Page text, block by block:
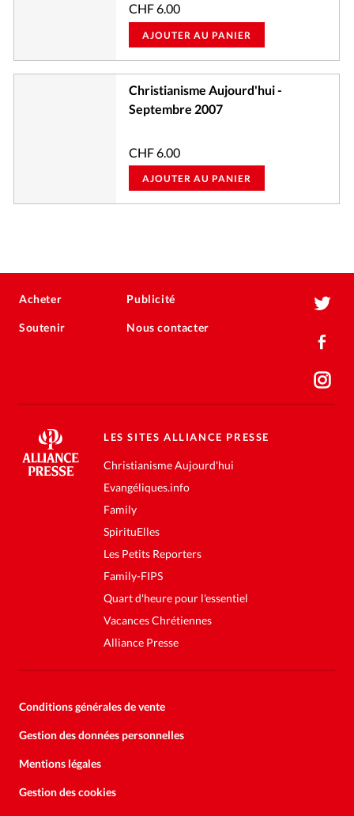
CHF6.00
AJOUTER AU PANIER
Christianisme Aujourd'hui -
Septembre 2007
CHF6.00
AJOUTER AU PANIER
Acheter
Soutenir
Publicité
Nous contacter
LES SITES ALLIANCE PRESSE
Christianisme Aujourd'hui
Evangéliques.info
Family
SpirituElles
Les Petits Reporters
Family-FIPS
Quart d'heure pour l'essentiel
Vacances Chrétiennes
Alliance Presse
Conditions générales de vente
Gestion des données personnelles
Mentions légales
Gestion des cookies